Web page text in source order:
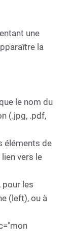
une
la
le nom du
(.jpg, .pdf,
éléments de
vers le
les
(left), ou à